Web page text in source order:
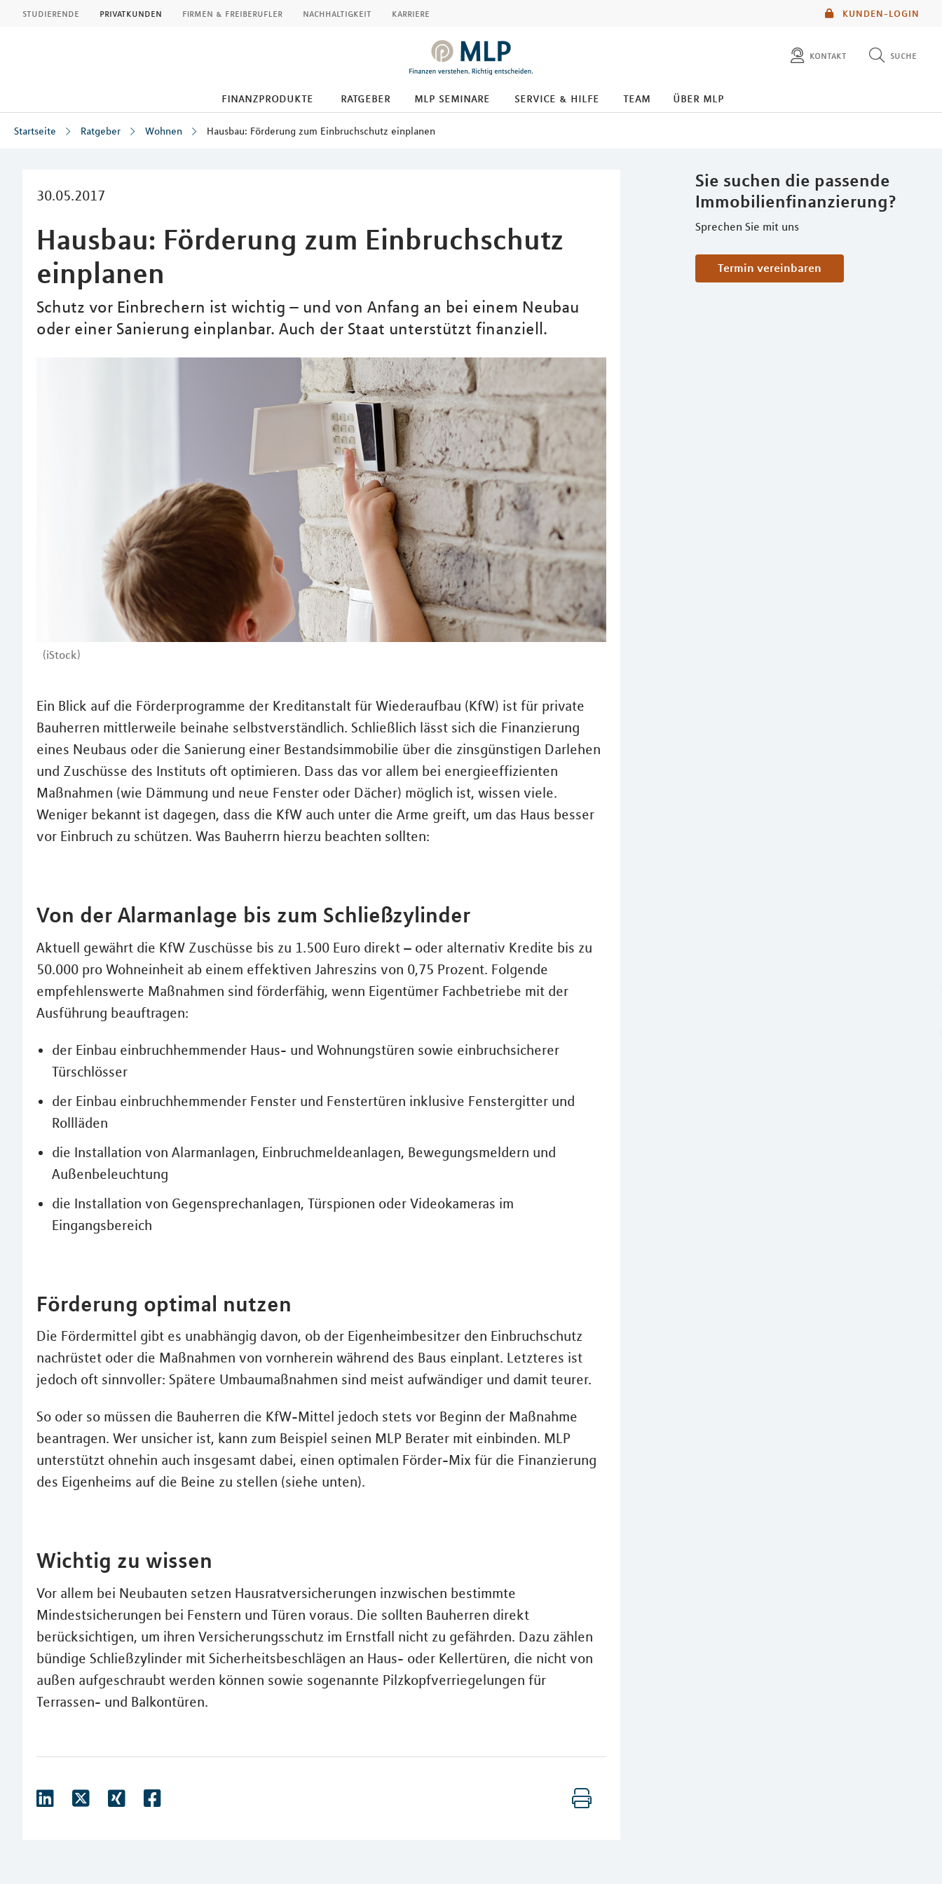
KUNDEN-LOGIN
studierende privatkunden firmen & freiberufler nachhaltigkeit karriere
kontakt suche
finanzprodukte ratgeber mlp seminare service & hilfe team über mlp
Startseite Ratgeber Wohnen Hausbau: Förderung zum Einbruchschutz einplanen
30.05.2017
Hausbau: Förderung zum Einbruchschutz
einplanen
Schutz vor Einbrechern ist wichtig – und von Anfang an bei einem Neubau
oder einer Sanierung einplanbar. Auch der Staat unterstützt finanziell.
(iStock)
Sie suchen die passende
Immobilienfinanzierung?
Sprechen Sie mit uns
Termin vereinbaren
Ein Blick auf die Förderprogramme der Kreditanstalt für Wiederaufbau (KfW) ist für private
Bauherren mittlerweile beinahe selbstverständlich. Schließlich lässt sich die Finanzierung
eines Neubaus oder die Sanierung einer Bestandsimmobilie über die zinsgünstigen Darlehen
und Zuschüsse des Instituts oft optimieren. Dass das vor allem bei energieeffizienten
Maßnahmen (wie Dämmung und neue Fenster oder Dächer) möglich ist, wissen viele.
Weniger bekannt ist dagegen, dass die KfW auch unter die Arme greift, um das Haus besser
vor Einbruch zu schützen. Was Bauherrn hierzu beachten sollten:
Von der Alarmanlage bis zum Schließzylinder
Aktuell gewährt die KfW Zuschüsse bis zu 1.500 Euro direkt – oder alternativ Kredite bis zu
50.000 pro Wohneinheit ab einem effektiven Jahreszins von 0,75 Prozent. Folgende
empfehlenswerte Maßnahmen sind förderfähig, wenn Eigentümer Fachbetriebe mit der
Ausführung beauftragen:
der Einbau einbruchhemmender Haus- und Wohnungstüren sowie einbruchsicherer
Türschlösser
der Einbau einbruchhemmender Fenster und Fenstertüren inklusive Fenstergitter und
Rollläden
die Installation von Alarmanlagen, Einbruchmeldeanlagen, Bewegungsmeldern und
Außenbeleuchtung
die Installation von Gegensprechanlagen, Türspionen oder Videokameras im
Eingangsbereich
Förderung optimal nutzen
Die Fördermittel gibt es unabhängig davon, ob der Eigenheimbesitzer den Einbruchschutz
nachrüstet oder die Maßnahmen von vornherein während des Baus einplant. Letzteres ist
jedoch oft sinnvoller: Spätere Umbaumaßnahmen sind meist aufwändiger und damit teurer.
So oder so müssen die Bauherren die KfW-Mittel jedoch stets vor Beginn der Maßnahme
beantragen. Wer unsicher ist, kann zum Beispiel seinen MLP Berater mit einbinden. MLP
unterstützt ohnehin auch insgesamt dabei, einen optimalen Förder-Mix für die Finanzierung
des Eigenheims auf die Beine zu stellen (siehe unten).
Wichtig zu wissen
Vor allem bei Neubauten setzen Hausratversicherungen inzwischen bestimmte
Mindestsicherungen bei Fenstern und Türen voraus. Die sollten Bauherren direkt
berücksichtigen, um ihren Versicherungsschutz im Ernstfall nicht zu gefährden. Dazu zählen
bündige Schließzylinder mit Sicherheitsbeschlägen an Haus- oder Kellertüren, die nicht von
außen aufgeschraubt werden können sowie sogenannte Pilzkopfverriegelungen für
Terrassen- und Balkontüren.